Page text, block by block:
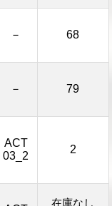
－ 68
－ 79
ACT
03_2
2
在庫なし